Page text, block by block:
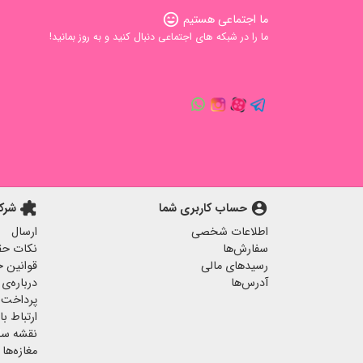
ما اجتماعی هستیم sentiment_very_satisfied
ما را در شبکه های اجتماعی دنبال کنید و به روز بمانید!
account_circle حساب کاربری شما
اطلاعات شخصی
سفارش‌ها
رسیدهای مالی
آدرس‌ها
extension
ارسال
نکات
قوانین
ارتباط
نقشه
مغازه‌ها